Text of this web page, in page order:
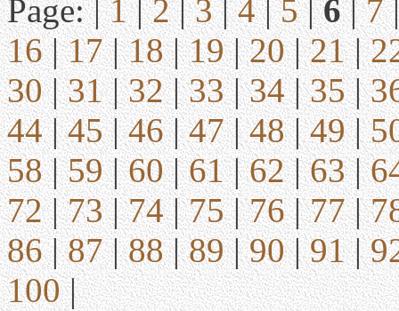
Page: |1|2|3|4|5|6|7
16|17|18|19|20|21|
30|31|32|33|34|35|
44|45|46|47|48|49|
58|59|60|61|62|63|
72|73|74|75|76|77|
86|87|88|89|90|91|
100|